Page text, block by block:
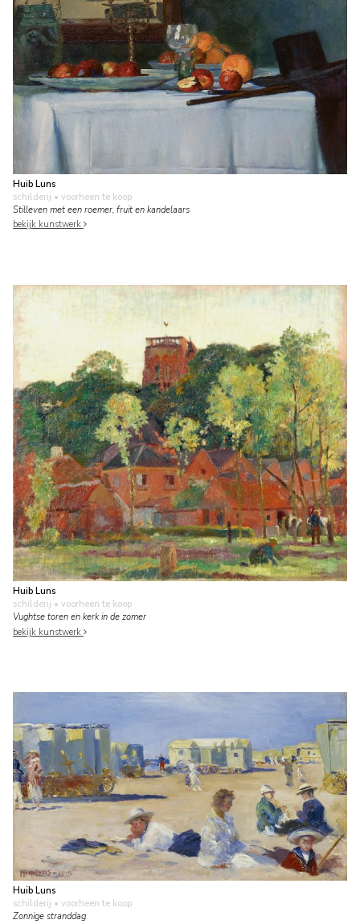
Huib Luns
schilderij • voorheen te koop
Stilleven met een roemer, fruit en kandelaars
bekijk kunstwerk
Huib Luns
schilderij • voorheen te koop
Vughtse toren en kerk in de zomer
bekijk kunstwerk
Huib Luns
schilderij • voorheen te koop
Zonnige stranddag